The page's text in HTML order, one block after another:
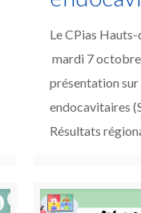
Le CPias
mardi 7
présentation sur
endocavitaires
Résultats